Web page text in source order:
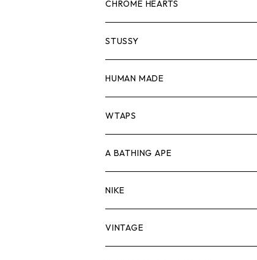
スウェット/ニット
シャツ
ジャケット
パンツ
キャップ・ハット
バッグ
シューズ
ロンTEE
スウェット/ニット
シャツ
ジャケット
パンツ
キャップ・ハット
バッグ
Tシャツ
ロンTEE
スウェット/ニット
シャツ
ジャケット
パンツ
キャップ・ハット
CHROME HEARTS
Tシャツ
ロンTEE
スウェット/ニット
シャツ
ジャケット
パンツ
STUSSY
Tシャツ
ロンTEE
スウェット/ニット
シャツ
ジャケット
HUMAN MADE
Tシャツ
ロンT
スウェット/ニット
シャツ
WTAPS
Tシャツ
ロンTEE
スウェット/ニット
A BATHING APE
Tシャツ
ロンTEE
NIKE
シューズ
VINTAGE